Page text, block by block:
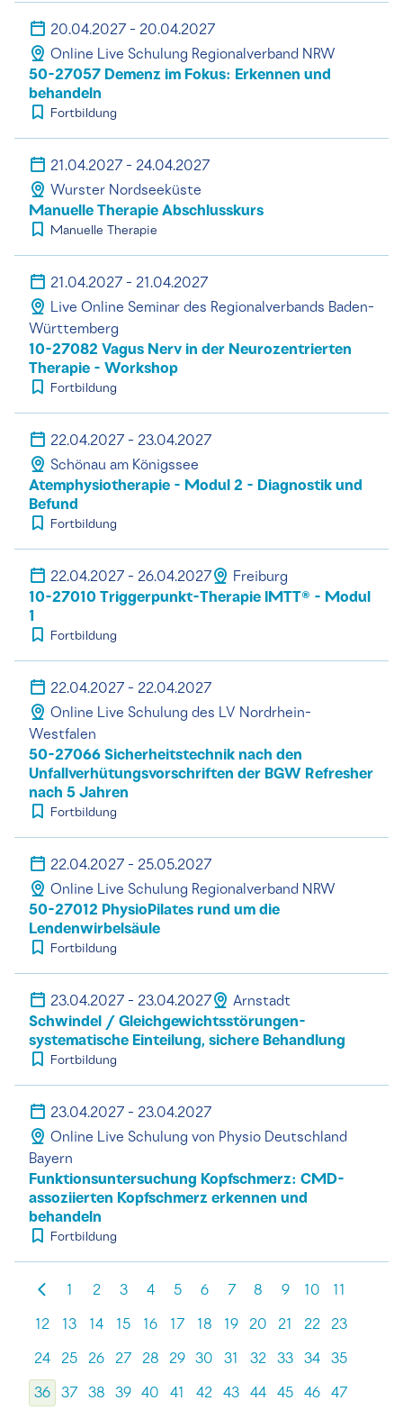
20.04.2027 - 20.04.2027
Online Live Schulung Regionalverband NRW
50-27057 Demenz im Fokus: Erkennen und
behandeln
Fortbildung
21.04.2027 - 24.04.2027
Wurster Nordseeküste
Manuelle Therapie Abschlusskurs
Manuelle Therapie
21.04.2027 - 21.04.2027
Live Online Seminar des Regionalverbands Baden-
Württemberg
10-27082 Vagus Nerv in der Neurozentrierten
Therapie - Workshop
Fortbildung
22.04.2027 - 23.04.2027
Schönau am Königssee
Atemphysiotherapie - Modul 2 - Diagnostik und
Befund
Fortbildung
22.04.2027 - 26.04.2027 Freiburg
10-27010 Triggerpunkt-Therapie IMTT® - Modul
1
Fortbildung
22.04.2027 - 22.04.2027
Online Live Schulung des LV Nordrhein-
Westfalen
50-27066 Sicherheitstechnik nach den
Unfallverhütungsvorschriften der BGW Refresher
nach 5 Jahren
Fortbildung
22.04.2027 - 25.05.2027
Online Live Schulung Regionalverband NRW
50-27012 PhysioPilates rund um die
Lendenwirbelsäule
Fortbildung
23.04.2027 - 23.04.2027 Arnstadt
Schwindel / Gleichgewichtsstörungen-
systematische Einteilung, sichere Behandlung
Fortbildung
23.04.2027 - 23.04.2027
Online Live Schulung von Physio Deutschland
Bayern
Funktionsuntersuchung Kopfschmerz: CMD-
assoziierten Kopfschmerz erkennen und
behandeln
Fortbildung
1 2 3 4 5 6 7 8 9 10 11
12 13 14 15 16 17 18 19 20 21 22 23
24 25 26 27 28 29 30 31 32 33 34 35
36 37 38 39 40 41 42 43 44 45 46 47